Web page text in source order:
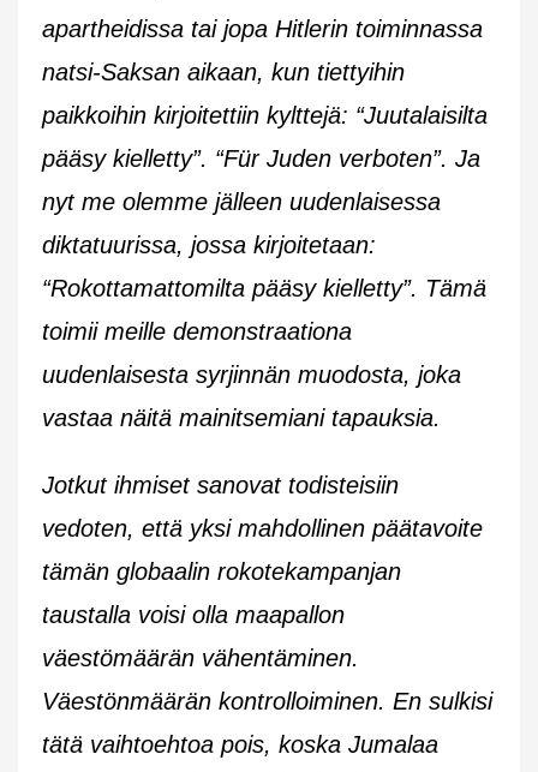
apartheidissa tai jopa Hitlerin toiminnassa
natsi-Saksan aikaan, kun tiettyihin
paikkoihin kirjoitettiin kylttejä: “Juutalaisilta
pääsy kielletty”. “Für Juden verboten”. Ja
nyt me olemme jälleen uudenlaisessa
diktatuurissa, jossa kirjoitetaan:
“Rokottamattomilta pääsy kielletty”. Tämä
toimii meille demonstraationa
uudenlaisesta syrjinnän muodosta, joka
vastaa näitä mainitsemiani tapauksia.
Jotkut ihmiset sanovat todisteisiin
vedoten, että yksi mahdollinen päätavoite
tämän globaalin rokotekampanjan
taustalla voisi olla maapallon
väestömäärän vähentäminen.
Väestönmäärän kontrolloiminen. En sulkisi
tätä vaihtoehtoa pois, koska Jumalaa